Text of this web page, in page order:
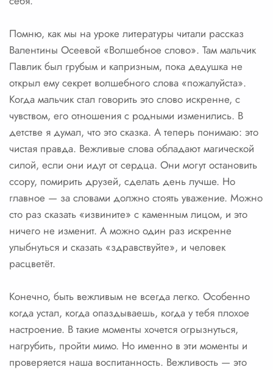
Помню, как мы на уроке литературы читали рассказ
Валентины Осеевой «Волшебное слово». Там мальчик
Павлик был грубым и капризным, пока дедушка не
открыл ему секрет волшебного слова «пожалуйста».
Когда мальчик стал говорить это слово искренне, с
чувством, его отношения с родными изменились. В
детстве я думал, что это сказка. А теперь понимаю: это
чистая правда. Вежливые слова обладают магической
силой, если они идут от сердца. Они могут остановить
ссору, помирить друзей, сделать день лучше. Но
главное — за словами должно стоять уважение. Можно
сто раз сказать «извините» с каменным лицом, и это
ничего не изменит. А можно один раз искренне
улыбнуться и сказать «здравствуйте», и человек
расцветёт.
Конечно, быть вежливым не всегда легко. Особенно
когда устал, когда опаздываешь, когда у тебя плохое
настроение. В такие моменты хочется огрызнуться,
нагрубить, пройти мимо. Но именно в эти моменты и
проверяется наша воспитанность. Вежливость — это